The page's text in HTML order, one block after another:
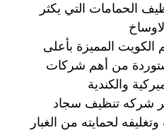
الحمامات التي يكثر
الكويت المميزة بأعلى
من أهم شركات
والكندية
شركه تنظيف سجاد
لحمايته من الغبار